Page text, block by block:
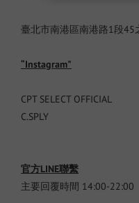
臺北市南港區南港路1段45
“Instagram"
CPT SELECT OFFICIAL
C.SPLY
官方LINE聯繫
主要回覆時間 14:00-22:00